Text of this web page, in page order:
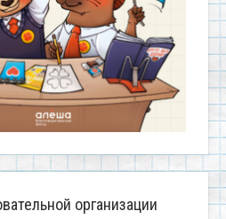
организации